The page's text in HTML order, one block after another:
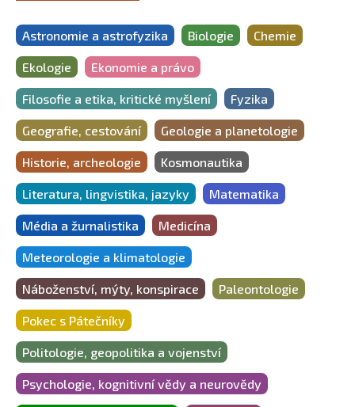
Astronomie a astrofyzika Biologie Chemie
Ekologie Ekonomie a právo
Filosofie a etika, kritické myšlení Fyzika
Geografie, cestování Geologie a planetologie
Historie, archeologie Kosmonautika
Literatura, lingvistika, jazyky Matematika
Média a žurnalistika Medicína
Meteorologie a klimatologie
Náboženství, mýty, konspirace Paleontologie
Pokec s Pátečníky
Politologie, geopolitika a vojenství
Psychologie, kognitivní vědy a neurovědy